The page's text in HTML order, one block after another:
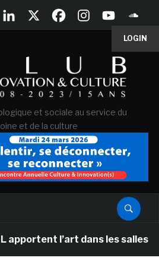
LOGIN
et sociale au service du
et de la culture
l’art dans les salles de